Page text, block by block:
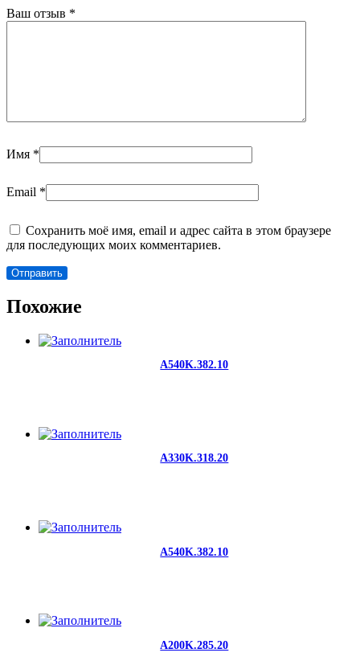
Ваш отзыв *
Имя *
Email *
Сохранить моё имя, email и адрес сайта в этом браузере
для последующих моих комментариев.
Похожие
A540K.382.10
A330K.318.20
A540K.382.10
A200K.285.20